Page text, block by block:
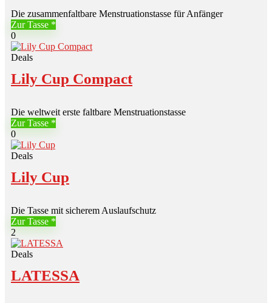
Die zusammenfaltbare Menstruationstasse für Anfänger
Zur Tasse
0
Deals
Lily Cup Compact
Die weltweit erste faltbare Menstruationstasse
Zur Tasse
0
Deals
Lily Cup
Die Tasse mit sicherem Auslaufschutz
Zur Tasse
2
Deals
LATESSA